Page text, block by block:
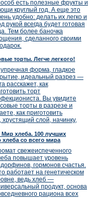
есть полезные фрукты и
круглый год. А еще это
удобно: делать их легко и
рукой всегда будет готовая
Тем более баночка
сделанного своими
торты. Легче легкого!
форма, гладкое
идеальный разрез —
расскажет, как
торт
Вы увидите
торты в разрезе и
как приготовить
хрустящий слой, начинку,
хлеба. 100 лучших
со всего мира
свежеиспеченного
повышает уровень
гормонов счастья.
работает на генетическом
ведь хлеб —
продукт, основа
рациона всех